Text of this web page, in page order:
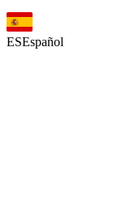
ESEspañol